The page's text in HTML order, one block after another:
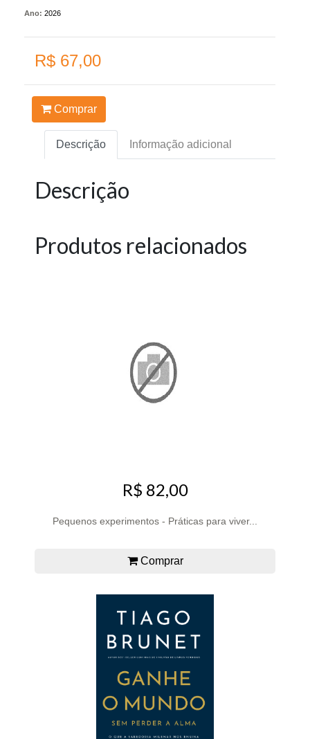
Ano: 2026
R$ 67,00
Comprar
Descrição Informação adicional
Descrição
Produtos relacionados
R$ 82,00
Pequenos experimentos - Práticas para viver...
Comprar